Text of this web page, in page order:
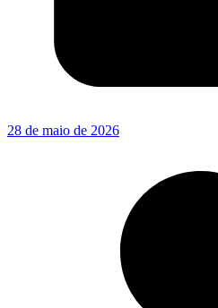
28 de maio de 2026